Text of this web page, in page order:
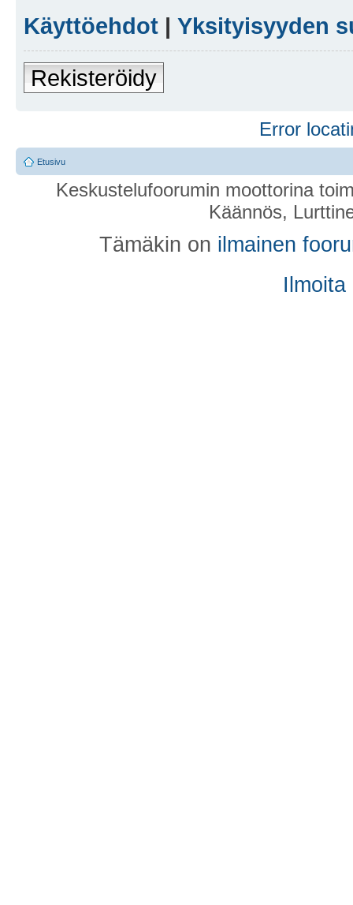
Käyttöehdot | Yksityisyyden
Rekisteröidy
Error
Etusivu
Keskustelufoorumin moottorina
Käännös,
Tämäkin on ilmainen